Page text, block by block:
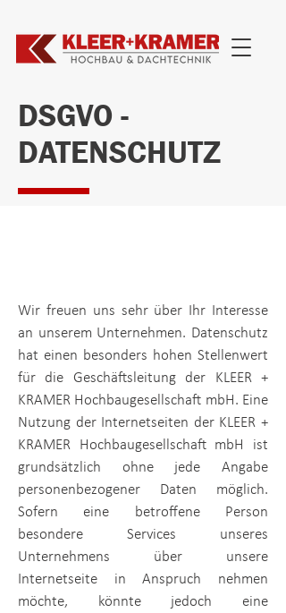
DSGVO -
DATENSCHUTZ
Wir freuen uns sehr über Ihr Interesse
an unserem Unternehmen. Datenschutz
hat einen besonders hohen Stellenwert
für die Geschäftsleitung der
KLEER +
KRAMER Hochbaugesellschaft mbH . Eine
Nutzung der Internetseiten der KLEER +
KRAMER Hochbaugesellschaft mbH
ist
grundsätzlich ohne jede Angabe
personenbezogener Daten möglich.
Sofern eine betroffene Person
besondere Services unseres
Unternehmens über unsere
Internetseite in Anspruch nehmen
möchte, könnte jedoch eine